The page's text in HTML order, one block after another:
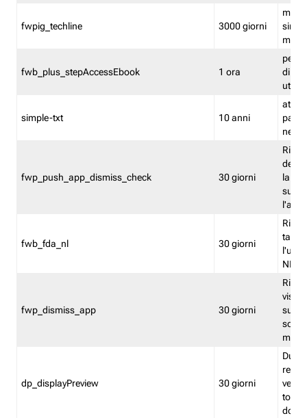
fwpig_techline 3000 giorni
fwb_plus_stepAccessEbook 1 ora
di un
simple-txt 10 anni
attiva
fwp_push_app_dismiss_check 30 giorni
la
fwb_fda_nl 30 giorni
NL
fwp_dismiss_app 30 giorni
visto
dp_displayPreview 30 giorni
torna
dopo